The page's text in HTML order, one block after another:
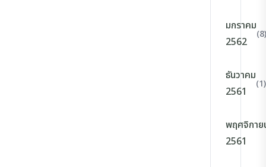
มกราคม
2562
(8)
ธันวาคม
2561
(1)
พฤศจิกาย
2561